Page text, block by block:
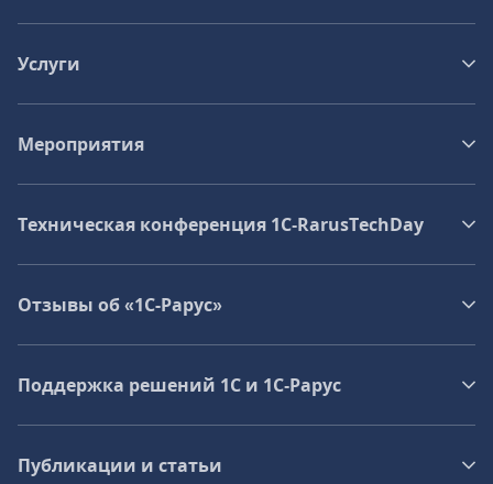
Услуги
Мероприятия
Техническая конференция 1C‑RarusTechDay
Отзывы об «1С-Рарус»
Поддержка решений 1С и 1С‑Рарус
Публикации и статьи